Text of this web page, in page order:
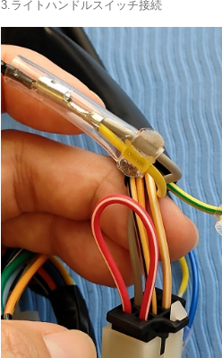
3.ライトハンドルスイッチ接続